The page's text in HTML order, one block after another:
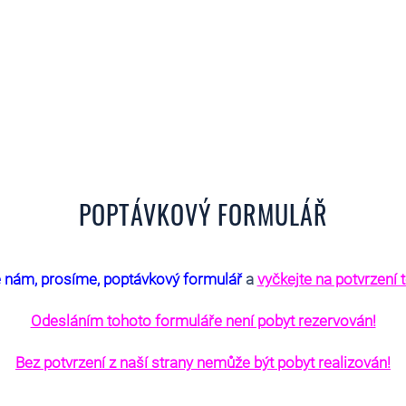
POPTÁVKOVÝ FORMULÁŘ
nám, prosíme, poptávkový formulář a vyčkejte na potvrzení
Odesláním tohoto formuláře není pobyt rezervován!
Bez potvrzení z naší strany nemůže být pobyt realizován!